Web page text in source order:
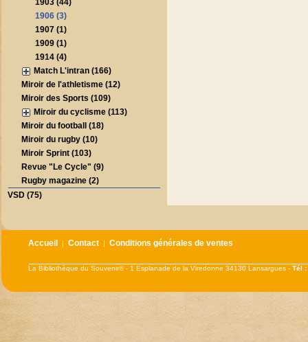
1903 (44)
1906 (3)
1907 (1)
1909 (1)
1914 (4)
Match L'intran (166)
Miroir de l'athletisme (12)
Miroir des Sports (109)
Miroir du cyclisme (113)
Miroir du football (18)
Miroir du rugby (10)
Miroir Sprint (103)
Revue "Le Cycle" (9)
Rugby magazine (2)
VSD (75)
Accueil |Contact |Conditions générales de ventes
La Bibliothèque du Souvenir® - 1 Esplanade de la Viredonne 34130 Lansargues -Tél